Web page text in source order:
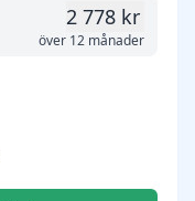
2 778 kr
över 12 månader